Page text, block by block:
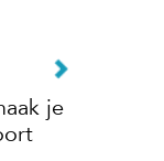
je